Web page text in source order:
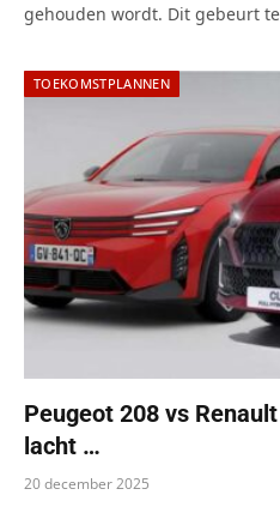
gehouden wordt. Dit gebeurt
TOEKOMSTPLANNEN
Peugeot 208 vs
lacht …
20 december 2025